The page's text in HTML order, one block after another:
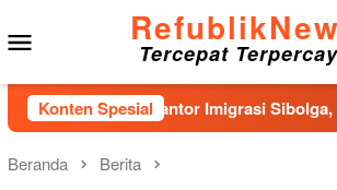
ke
konten
Tercepat
Konten Spesial
Kantor Imigrasi Sibolga, Kakan
Beranda Berita